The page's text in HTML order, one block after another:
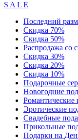
S A L E
Последний
Скидка 70%
Скидка 50%
Распродажа со
Скидка 30%
Скидка 20%
Скидка 10%
Подарочные
Новогодние
Романтические
Эротические
Свадебные
Прикольные
Подарки на